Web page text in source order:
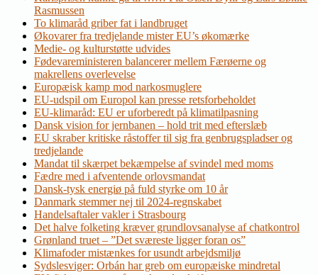
Rasmussen
To klimaråd griber fat i landbruget
Økovarer fra tredjelande mister EU’s økomærke
Medie- og kulturstøtte udvides
Fødevareministeren balancerer mellem Færøerne og
makrellens overlevelse
Europæisk kamp mod narkosmuglere
EU-udspil om Europol kan presse retsforbeholdet
EU-klimaråd: EU er uforberedt på klimatilpasning
Dansk vision for jernbanen – hold trit med efterslæb
EU skraber kritiske råstoffer til sig fra genbrugspladser og
tredjelande
Mandat til skærpet bekæmpelse af svindel med moms
Fædre med i afventende orlovsmandat
Dansk-tysk energiø på fuld styrke om 10 år
Danmark stemmer nej til 2024-regnskabet
Handelsaftaler vakler i Strasbourg
Det halve folketing kræver grundlovsanalyse af chatkontrol
Grønland truet – ”Det sværeste ligger foran os”
Klimafoder mistænkes for usundt arbejdsmiljø
Sydslesviger: Orbán har greb om europæiske mindretal